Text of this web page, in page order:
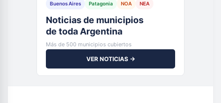
Buenos Aires Patagonia NOA NEA
Noticias de municipios
de toda Argentina
Más de 500 municipios cubiertos
VER NOTICIAS →